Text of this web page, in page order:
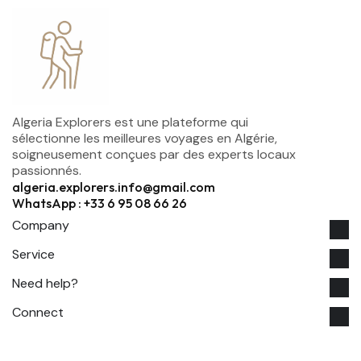
Algeria Explorers est une plateforme qui
sélectionne les meilleures voyages en Algérie,
soigneusement conçues par des experts locaux
passionnés.
algeria.explorers.info@gmail.com
WhatsApp : +33 6 95 08 66 26
Company
Service
Need help?
Connect